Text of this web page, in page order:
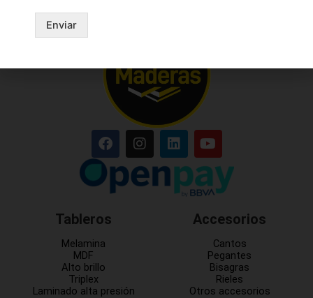
Tableros
Melamina
MDF
Alto brillo
Triplex
Laminado alta presión
Accesorios
Cantos
Pegantes
Bisagras
Rieles
Otros accesorios
Enviar